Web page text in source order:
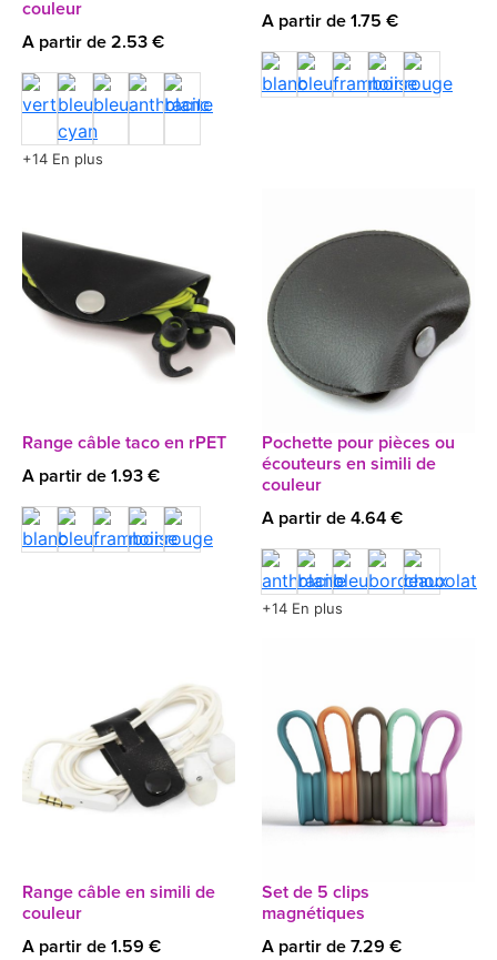
couleur
A partir de 2.53 €
+14 En plus
A partir de 1.75 €
Range câble taco en rPET
A partir de 1.93 €
Pochette pour pièces ou
écouteurs en simili de
couleur
A partir de 4.64 €
+14 En plus
Range câble en simili de
couleur
A partir de 1.59 €
Set de 5 clips
magnétiques
A partir de 7.29 €